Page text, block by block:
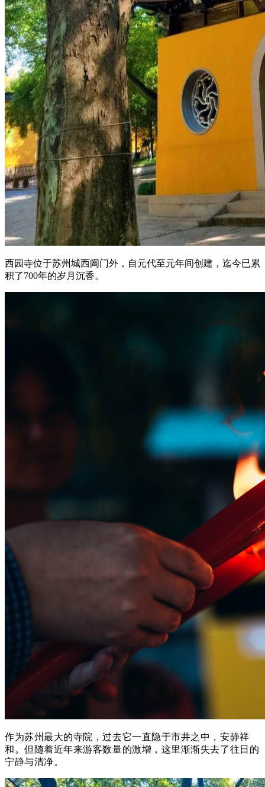
西园寺位于苏州城西阊门外，自元代至元年间创建，迄今已累
积了700年的岁月沉香。
作为苏州最大的寺院，过去它一直隐于市井之中，安静祥
和。但随着近年来游客数量的激增，这里渐渐失去了往日的
宁静与清净。